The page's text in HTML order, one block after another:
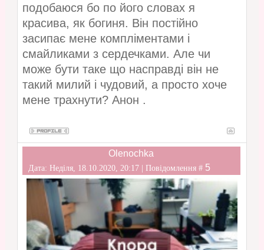
подобаюся бо по його словах я
красива, як богиня. Він постійно
засипає мене компліментами і
смайликами з сердечками. Але чи
може бути таке що насправді він не
такий милий і чудовий, а просто хоче
мене трахнути? Анон .
Olenochka
Дата: Неділя, 18.10.2020, 20:17 | Повідомлення # 5